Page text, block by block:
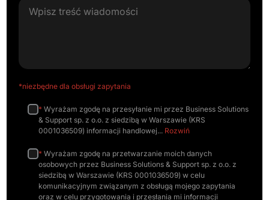
*niezbędne dla obsługi zapytania
* Wyrażam zgodę na przesyłanie mi przez Business Solutions
& Support sp. z o.o. z siedzibą w Warszawie (KRS
0001036509) informacji handlowej
Rozwiń
* Wyrażam zgodę na przetwarzanie moich danych
osobowych przez Business Solutions & Support sp. z o.o. z
siedzibą w Warszawie (KRS 0001036509) w celu
komunikacyjnym związanym z obsługą mojego zapytania
oraz w celu przygotowania i przesłania mi informacji